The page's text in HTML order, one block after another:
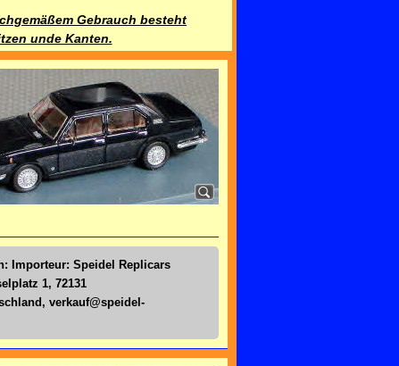
Gebrauch besteht
unde Kanten.
Importeur: Speidel Replicars
1, 72131
verkauf@speidel-